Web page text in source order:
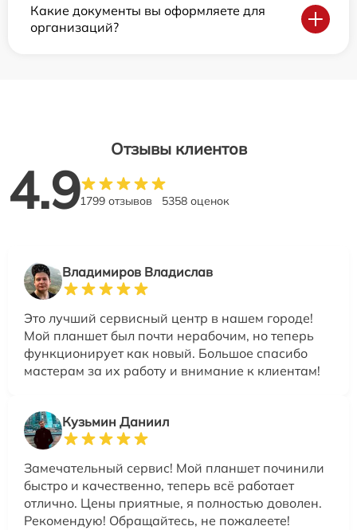
Какие документы вы оформляете для
организаций?
Отзывы клиентов
4.91799 отзывов 5358 оценок
Владимиров Владислав
Это лучший сервисный центр в нашем городе!
Мой планшет был почти нерабочим, но теперь
функционирует как новый. Большое спасибо
мастерам за их работу и внимание к клиентам!
Кузьмин Даниил
Замечательный сервис! Мой планшет починили
быстро и качественно, теперь всё работает
отлично. Цены приятные, я полностью доволен.
Рекомендую! Обращайтесь, не пожалеете!